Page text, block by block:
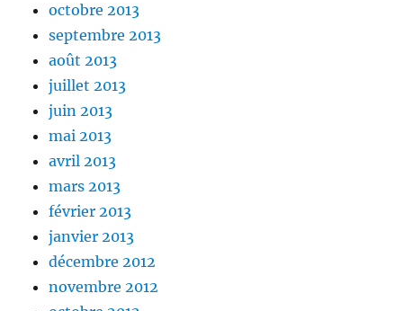
octobre 2013
septembre 2013
août 2013
juillet 2013
juin 2013
mai 2013
avril 2013
mars 2013
février 2013
janvier 2013
décembre 2012
novembre 2012